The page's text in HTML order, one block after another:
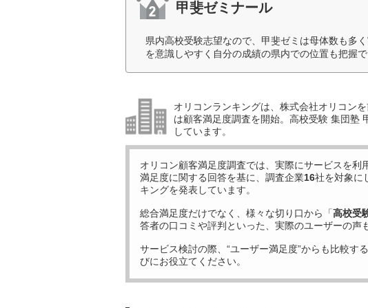
甲斐ゼミナール
県内高校受験志望なので、甲斐ゼミは母体数も多
を意識しやすく自分の成績の県内での位置も把握で
オリコンランキングは、株式会社オリコン
は顧客満足度調査を開始。高校受験 集団塾
しています。
オリコン顧客満足度調査では、実際にサービスを利
満足度に関する回答を基に、調査企業16社を対象に
キングを発表しています。
総合満足度だけでなく、様々な切り口から「高校受
答者の口コミや評判といった、実際のユーザーの声
サービス検討の際、“ユーザー満足度”からも比較す
びにお役立てください。